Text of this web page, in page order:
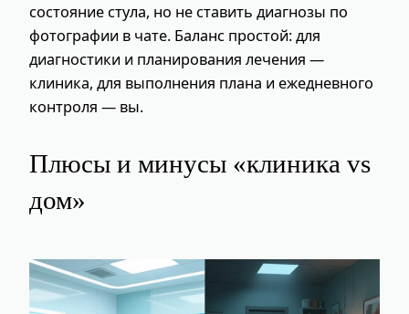
состояние стула, но не ставить диагнозы по
фотографии в чате. Баланс простой: для
диагностики и планирования лечения —
клиника, для выполнения плана и ежедневного
контроля — вы.
Плюсы и минусы «клиника vs
дом»